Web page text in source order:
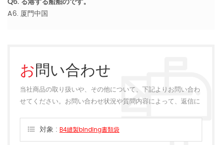
A6. 厦門中国
お問い合わせ
当社商品の取り扱いや、その他について、下記よりお問い合わ
せてください。お問い合わせ状況や質問内容によって、返信に
対象 : B4縫製binding書類袋